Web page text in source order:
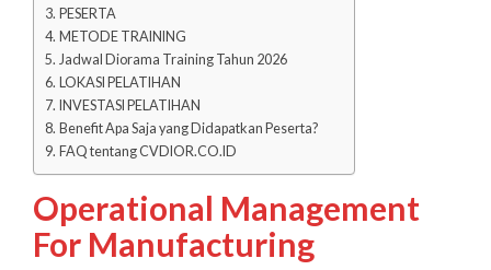
PESERTA
METODE TRAINING
Jadwal Diorama Training Tahun 2026
LOKASI PELATIHAN
INVESTASI PELATIHAN
Benefit Apa Saja yang Didapatkan Peserta?
FAQ tentang CVDIOR.CO.ID
Operational Management
For Manufacturing